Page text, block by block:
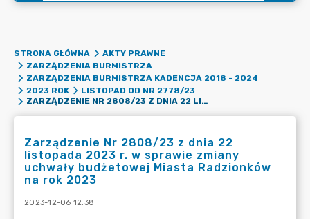
STRONA GŁÓWNA
AKTY PRAWNE
ZARZĄDZENIA BURMISTRZA
ZARZĄDZENIA BURMISTRZA KADENCJA 2018 - 2024
2023 ROK
LISTOPAD OD NR 2778/23
ZARZĄDZENIE NR 2808/23 Z DNIA 22 LISTOPADA 2023 R. W SPRAWIE ZMIANY UCHWAŁY BUDŻETOWEJ MIASTA RADZIONKÓW NA ROK 2023
Zarządzenie Nr 2808/23 z dnia 22
listopada 2023 r. w sprawie zmiany
uchwały budżetowej Miasta Radzionków
na rok 2023
2023-12-06 12:38